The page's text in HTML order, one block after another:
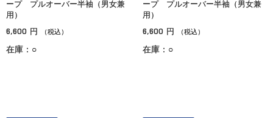
ープ プルオーバー半袖（男女兼
用）
6,600 円 （税込）
在庫：○
ープ プルオーバー半袖（男女兼
用）
6,600 円 （税込）
在庫：○